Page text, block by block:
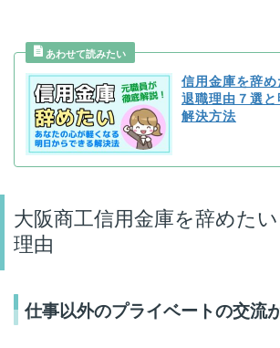
信用金庫を辞め
退職理由７選
解決方法
大阪商工信用金庫を辞めた
理由
仕事以外のプライベートの交流